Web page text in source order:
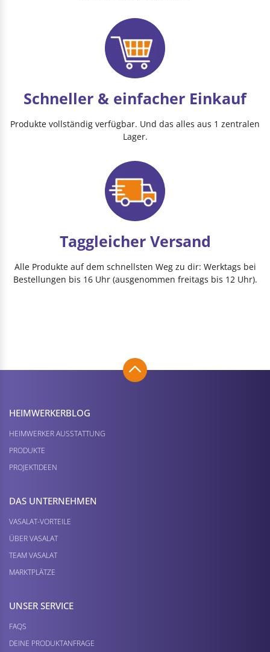
Schneller & einfacher Einkauf
Produkte vollständig verfügbar. Und das alles aus 1 zentralen
Lager.
Taggleicher Versand
Alle Produkte auf dem schnellsten Weg zu dir: Werktags bei
Bestellungen bis 16 Uhr (ausgenommen freitags bis 12 Uhr).
HEIMWERKER­BLOG
HEIMWERKER AUSSTATTUNG
PRODUKTE
PROJEKTIDEEN
DAS UNTERNEHMEN
VASALAT-VORTEILE
ÜBER VASALAT
TEAM VASALAT
MARKTPLÄTZE
UNSER SERVICE
FAQS
DEINE PRODUKTANFRAGE